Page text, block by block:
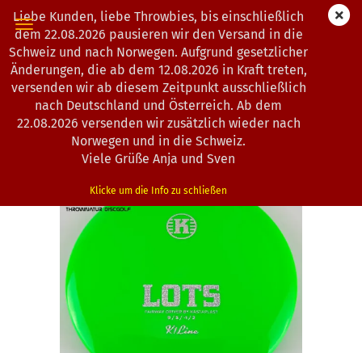
Liebe Kunden, liebe Throwbies, bis einschließlich
dem 22.08.2026 pausieren wir den Versand in die
Schweiz und nach Norwegen. Aufgrund gesetzlicher
Änderungen, die ab dem 12.08.2026 in Kraft treten,
versenden wir ab diesem Zeitpunkt ausschließlich
nach Deutschland und Österreich. Ab dem
22.08.2026 versenden wir zusätzlich wieder nach
Norwegen und in die Schweiz.
Viele Grüße Anja und Sven
Klicke um die Info zu schließen
« Erster « zurück weiter »
Letzter »
Artikel in dieser Kategorie
Kastaplast | Lots | K1-Line
1302111